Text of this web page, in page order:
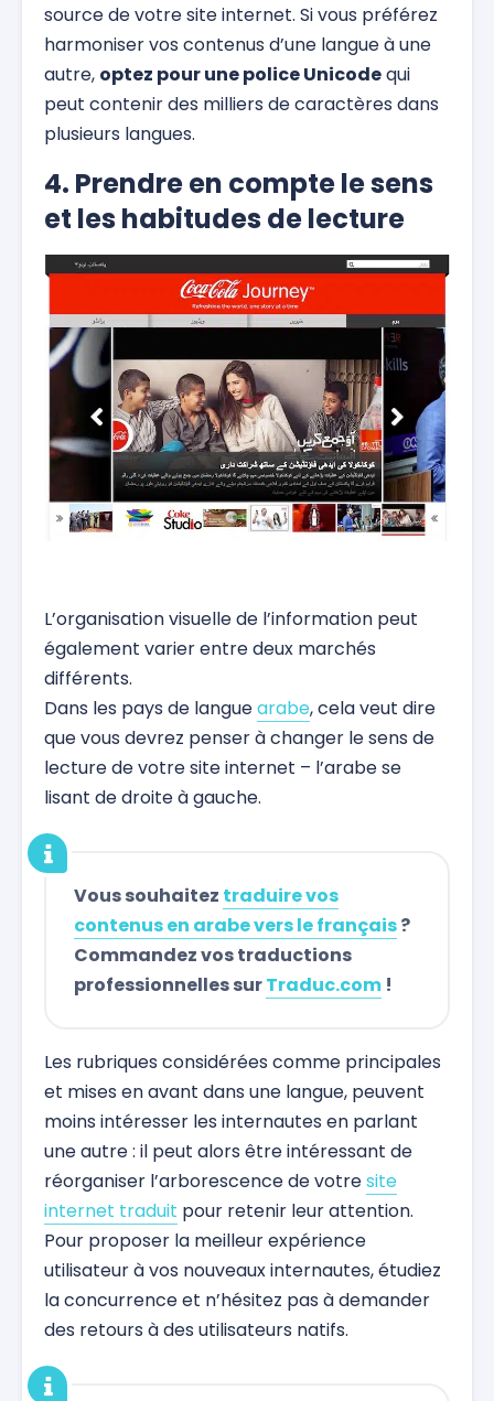
source de votre site internet. Si vous préférez
harmoniser vos contenus d’une langue à une
autre, optez pour une police Unicodequi
peut contenir des milliers de caractères dans
plusieurs langues.
4. Prendre en compte le sens
et les habitudes de lecture
L’organisation visuelle de l’information peut
également varier entre deux marchés
différents.
Dans les pays de languearabe, cela veut dire
que vous devrez penser à changer le sens de
lecture de votre site internet – l’arabe se
lisant de droite à gauche.
Vous souhaitez traduire vos
contenus en arabe vers le français?
Commandez vos traductions
professionnelles surTraduc.com !
Les rubriques considérées comme principales
et mises en avant dans une langue, peuvent
moins intéresser les internautes en parlant
une autre : il peut alors être intéressant de
réorganiser l’arborescence de votresite
internet traduit pour retenir leur attention.
Pour proposer la meilleur expérience
utilisateur à vos nouveaux internautes, étudiez
la concurrence et n’hésitez pas à demander
des retours à des utilisateurs natifs.